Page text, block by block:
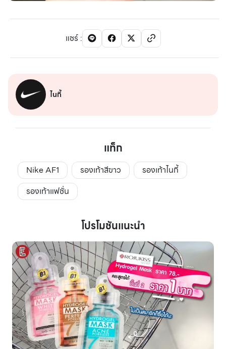
แชร์:
ไนกี้
แท็ก
Nike AF1 รองเท้าสีขาว
รองเท้าไนกี้
รองเท้าแฟชั่น
โปรโมชันแนะนำ